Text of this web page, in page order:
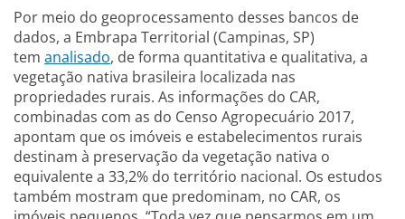
Por meio do geoprocessamento desses bancos de
dados, a Embrapa Territorial (Campinas, SP)
tem analisado, de forma quantitativa e qualitativa, a
vegetação nativa brasileira localizada nas
propriedades rurais. As informações do CAR,
combinadas com as do Censo Agropecuário 2017,
apontam que os imóveis e estabelecimentos rurais
destinam à preservação da vegetação nativa o
equivalente a 33,2% do território nacional. Os estudos
também mostram que predominam, no CAR, os